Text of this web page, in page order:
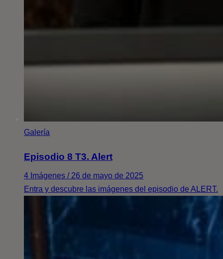
Galería
Episodio 8 T3. Alert
4 Imágenes / 26 de mayo de 2025
Entra y descubre las imágenes del episodio de ALERT.